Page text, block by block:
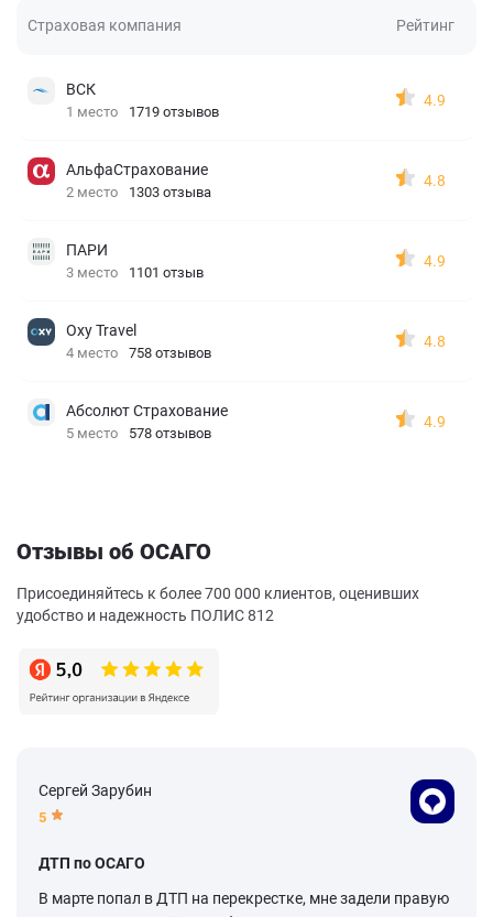
Страховая компания Рейтинг
ВСК
1 место 1719 отзывов
4.9
АльфаСтрахование
2 место 1303 отзыва
4.8
ПАРИ
3 место 1101 отзыв
4.9
Oxy Travel
4 место 758 отзывов
4.8
Абсолют Страхование
5 место 578 отзывов
4.9
Отзывы об ОСАГО
Присоединяйтесь к более 700 000 клиентов, оценивших
удобство и надежность ПОЛИС 812
Сергей Зарубин
5
ДТП по ОСАГО
В марте попал в ДТП на перекрестке, мне задели правую